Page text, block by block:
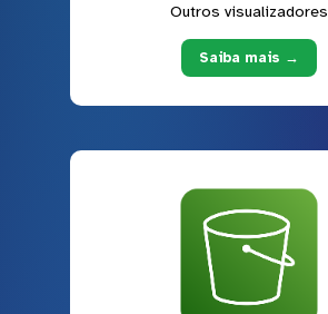
Outros visualizadores
Saiba mais →